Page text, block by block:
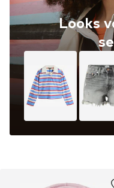
Looks